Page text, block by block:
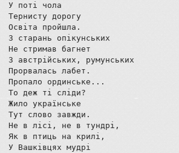
У поті чола
Тернисту дорогу
Освіта пройшла.
З старань опікунських
Не стримав багнет
З австрійських, румунських
Прорвалась лабет.
Пропало ординське...
То деж ті сліди?
Жило українське
Тут слово завжди.
Не в лісі, не в тундрі,
Як в птиць на крилі,
У Вашківцях мудрі